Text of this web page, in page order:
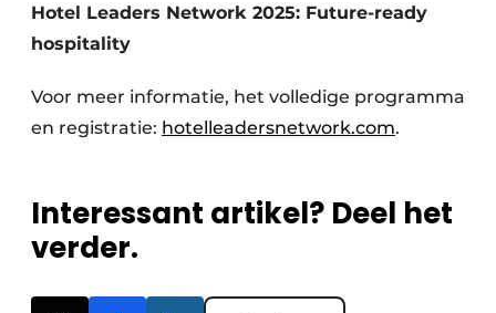
Hotel Leaders Network 2025: Future-ready
hospitality
Voor meer informatie, het volledige programma
en registratie: hotelleadersnetwork.com.
Interessant artikel? Deel het
verder.